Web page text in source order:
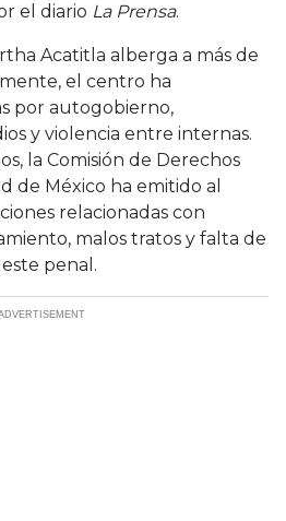
el diario La Prensa.
Acatitla alberga a más de
el centro ha
por autogobierno,
y violencia entre internas.
la Comisión de Derechos
de México ha emitido al
relacionadas con
malos tratos y falta de
penal.